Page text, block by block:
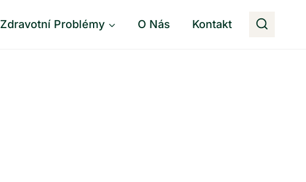
Zdravotní Problémy O Nás Kontakt